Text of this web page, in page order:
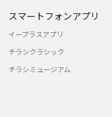
スマートフォンアプリ
イープラスアプリ
チラシクラシック
チラシミュージアム